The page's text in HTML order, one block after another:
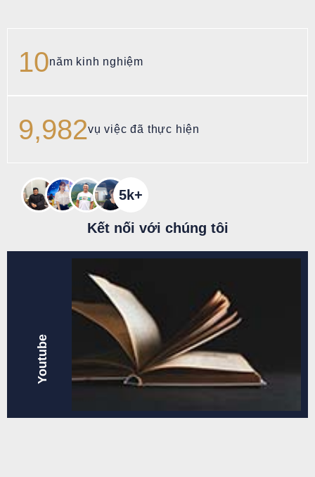
năm kinh nghiệm
10
vụ việc đã thực hiện
10,000
5k+
Kết nối với chúng tôi
Youtube